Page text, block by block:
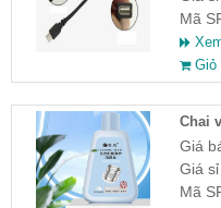
Mã
Giỏ
Chai
máy
Giá
Giá
Mã